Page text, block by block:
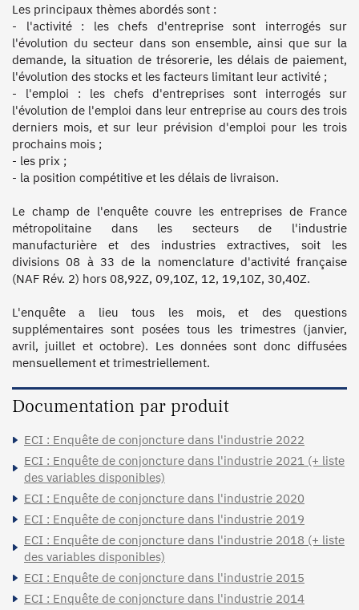
Les principaux thèmes abordés sont :
- l'activité : les chefs d'entreprise sont interrogés sur
l'évolution du secteur dans son ensemble, ainsi que sur la
demande, la situation de trésorerie, les délais de paiement,
l'évolution des stocks et les facteurs limitant leur activité ;
- l'emploi : les chefs d'entreprises sont interrogés sur
l'évolution de l'emploi dans leur entreprise au cours des trois
derniers mois, et sur leur prévision d'emploi pour les trois
prochains mois ;
- les prix ;
- la position compétitive et les délais de livraison.
Le champ de l'enquête couvre les entreprises de France
métropolitaine dans les secteurs de l'industrie
manufacturière et des industries extractives, soit les
divisions 08 à 33 de la nomenclature d'activité française
(NAF Rév. 2) hors 08,92Z, 09,10Z, 12, 19,10Z, 30,40Z.
L'enquête a lieu tous les mois, et des questions
supplémentaires sont posées tous les trimestres (janvier,
avril, juillet et octobre). Les données sont donc diffusées
Documentation par produit
ECI : Enquête de conjoncture dans l'industrie 2022
ECI : Enquête de conjoncture dans l'industrie 2021 (+ liste
des variables disponibles)
ECI : Enquête de conjoncture dans l'industrie 2020
ECI : Enquête de conjoncture dans l'industrie 2019
ECI : Enquête de conjoncture dans l'industrie 2018 (+ liste
des variables disponibles)
ECI : Enquête de conjoncture dans l'industrie 2015
ECI : Enquête de conjoncture dans l'industrie 2014